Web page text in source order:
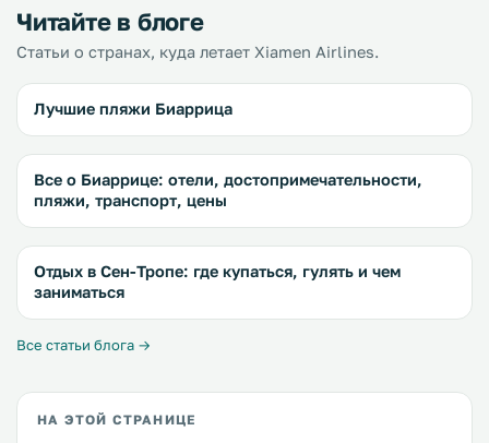
Читайте в блоге
Статьи о странах, куда летает Xiamen Airlines.
Лучшие пляжи Биаррица
Все о Биаррице: отели, достопримечательности,
пляжи, транспорт, цены
Отдых в Сен-Тропе: где купаться, гулять и чем
заниматься
Все статьи блога →
НА ЭТОЙ СТРАНИЦЕ